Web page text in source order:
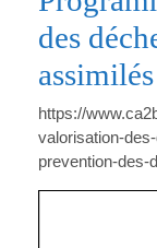
des
https://
valorisation-
prevention-des-